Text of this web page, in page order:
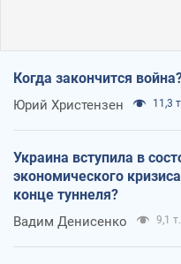
Когда закончится
Юрий Христензен 11,3
Украина вступила в
экономического
конце туннеля?
Вадим Денисенко 9,1 т.